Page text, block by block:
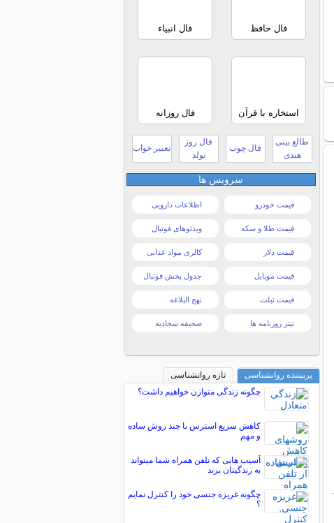
فال حافظ فال انبیاء
استخاره با قرآن فال روزانه
طالع بینی
هندی
فال چوب
فال روز
تولد
تعبیر خواب
سرویس ها
قیمت خودرو اطلاعات دارویی
قیمت طلا و سکه ویدئوهای فوتبال
قیمت دلار کالری مواد غذایی
قیمت موبایل جدول پخش فوتبال
قیمت تبلت نهج البلاغه
تیتر روزنامه ها صحیفه سجادیه
پربیننده روانشناسی
تازه روانشناسی
چگونه زندگی متوازن خواهیم داشت؟
کاهش سریع استرس با چند روش ساده
و مهم
آسیب هایی که تلفن همراه شما میتواند
به زندگیتان بزند
چگونه غریزه جنسی خود را کنترل نمایم
؟